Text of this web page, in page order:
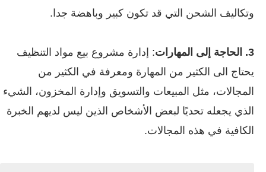
وتكاليف الشحن التي قد تكون كبير وباهضة جدا.
3. الحاجة إلى المهارات : إدارة مشروع بيع مواد التنظيف
يحتاج الى الكثير من المهارة ومعرفة في الكثير من
المجالات، مثل المبيعات والتسويق وإدارة المخزون، الشيء
الذي يجعله تحديًا لبعض الأشخاص الذين ليس لديهم الخبرة
الكافية في هذه المجالات.